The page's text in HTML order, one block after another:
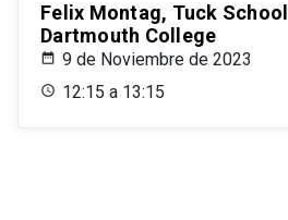
Felix Montag, Tuck
Dartmouth College
9 de Noviembre de 2023
12:15 a 13:15